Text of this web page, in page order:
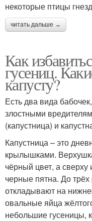
некоторые птицы
читать дальше →
Как
гусениц.
капусту?
Есть два вида
злостными
(капустница) и
Капустница – это
крылышками.
чёрный цвет, а
черные пятна. До трёх
откладывают на
овальные яйца
небольшие гусеницы,